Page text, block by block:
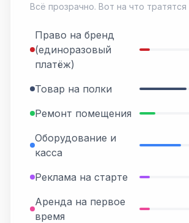
Всё прозрачно. Вот на что
Право на бренд
(единоразовый
платёж)
Товар на полки
Ремонт помещения
Оборудование и
касса
Реклама на старте
Аренда на первое
время